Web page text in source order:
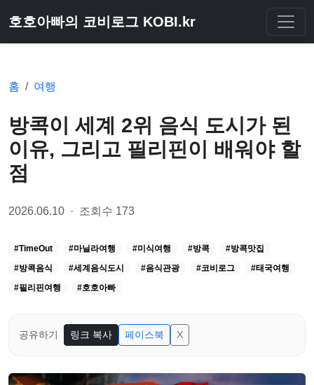
호호아빠의 코비로그 KOBI.kr
홈 여행
방콕이 세계 2위 음식 도시가 된
이유, 그리고 필리핀이 배워야 할
점
2026.06.10 · 조회수 173
#TimeOut #마닐라여행 #미식여행 #방콕
#방콕맛집
#방콕음식
#세계음식도시 #음식관광 #코비로그
#태국여행
#필리핀여행
#호호아빠
공유하기 링크 복사 페이스북 X